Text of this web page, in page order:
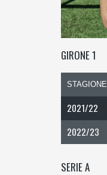
GIRONE 1
STAGIONE
2021/22
2022/23
SERIE A